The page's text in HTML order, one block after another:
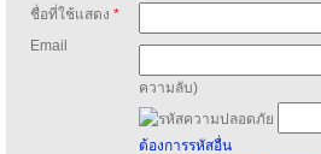
ชื่อที่ใช้แสดง *
Email
ความลับ)
ต้องการรหัสอื่น